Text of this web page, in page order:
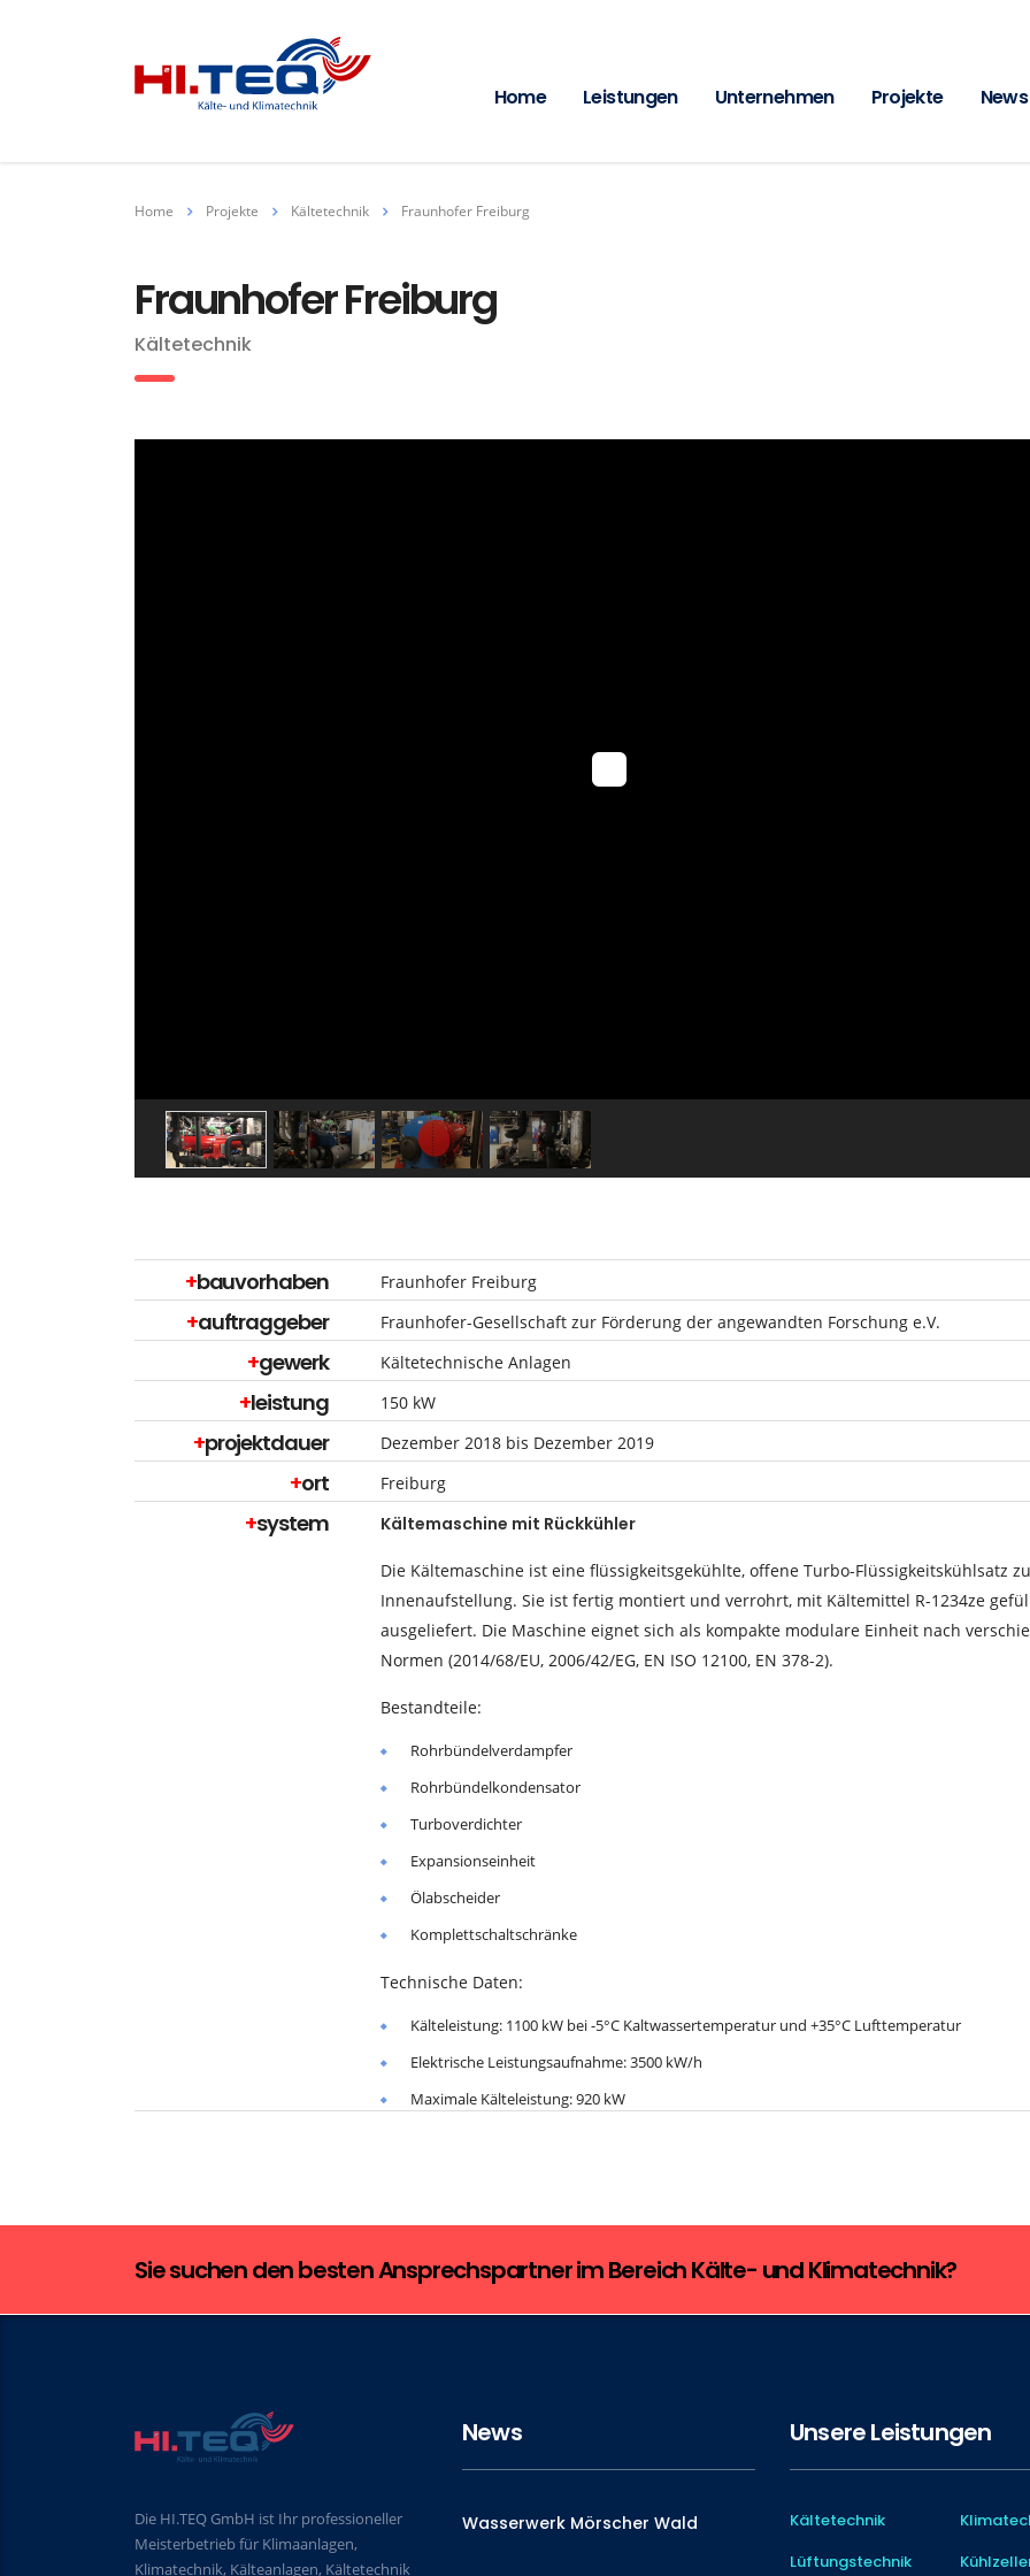
Home Leistungen Unternehmen Projekte News
Home Projekte Kältetechnik Fraunhofer Freiburg
Fraunhofer Freiburg
Kältetechnik
+bauvorhaben Fraunhofer Freiburg
+auftraggeber Fraunhofer-Gesellschaft zur Förderung der angewandten Forschung e.V.
+gewerk Kältetechnische Anlagen
+leistung 150 kW
+projektdauer Dezember 2018 bis Dezember 2019
+ort Freiburg
+system Kältemaschine mit Rückkühler
Die Kältemaschine ist eine flüssigkeitsgekühlte, offene Turbo-Flüssigkeitskühlsatz
Innenaufstellung. Sie ist fertig montiert und verrohrt, mit Kältemittel R-1234ze
ausgeliefert. Die Maschine eignet sich als kompakte modulare Einheit nach
Normen (2014/68/EU, 2006/42/EG, EN ISO 12100, EN 378-2).
Bestandteile:
Rohrbündelverdampfer
Rohrbündelkondensator
Turboverdichter
Expansionseinheit
Ölabscheider
Komplettschaltschränke
Technische Daten:
Kälteleistung: 1100 kW bei -5°C Kaltwassertemperatur und +35°C Lufttemperatur
Elektrische Leistungsaufnahme: 3500 kW/h
Maximale Kälteleistung: 920 kW
Sie suchen den besten Ansprechspartner im Bereich Kälte- und Klimatechnik?
Die HI.TEQ GmbH ist Ihr professioneller
Meisterbetrieb für Klimaanlagen,
Klimatechnik, Kälteanlagen, Kältetechnik
News
Wasserwerk Mörscher Wald
Unsere Leistungen
Kältetechnik
Lüftungstechnik